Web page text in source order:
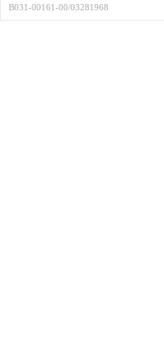
В031-00161-00/03281968